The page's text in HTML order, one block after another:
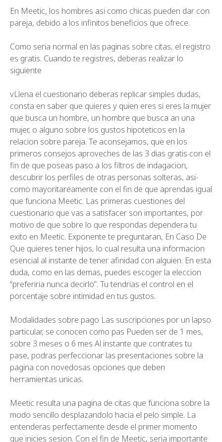
En Meetic, los hombres asi­ como chicas pueden dar con
pareja, debido a los infinitos beneficios que ofrece.
Como seri­a normal en las paginas sobre citas, el registro
es gratis. Cuando te registres, deberas realizar lo
siguiente
vLlena el cuestionario deberas replicar simples dudas,
consta en saber que quieres y quien eres si eres la mujer
que busca un hombre, un hombre que busca an una
mujer, o alguno sobre los gustos hipoteticos en la
relacion sobre pareja. Te aconsejamos, que en los
primeros consejos aproveches de las 3 dias gratis con el
fin de que poseas paso a los filtros de indagacion,
descubrir los perfiles de otras personas solteras, asi­
como mayoritareamente con el fin de que aprendas igual
que funciona Meetic. Las primeras cuestiones del
cuestionario que vas a satisfacer son importantes, por
motivo de que sobre lo que respondas dependera tu
exito en Meetic. Exponente te preguntaran, En Caso De
Que quieres tener hijos, lo cual resulta una informacion
esencial al instante de tener afinidad con alguien. En esta
duda, como en las demas, puedes escoger la eleccion
“preferiria nunca decirlo”. Tu tendri­as el control en el
porcentaje sobre intimidad en tus gustos.
Modalidades sobre pago Las suscripciones por un lapso
particular, se conocen como pas Pueden ser de 1 mes,
sobre 3 meses o 6 mes Al instante que contrates tu
pase, podras perfeccionar las presentaciones sobre la
pagina con novedosas opciones que deben
herramientas unicas.
Meetic resulta una pagina de citas que funciona sobre la
modo sencillo desplazandolo hacia el pelo simple. La
entenderas perfectamente desde el primer momento
que inicies sesion. Con el fin de Meetic, seri­a importante